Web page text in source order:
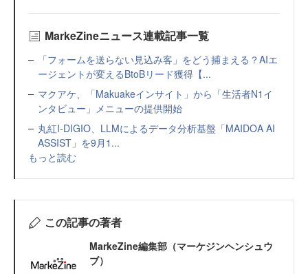
MarkeZineニュース連載記事一覧
「フォームを送らない見込み客」をどう捕まえる？AIエ
ージェントが変えるBtoBリード獲得【...
マクアケ、「Makuakeインサイト」から「生活者N1イ
ンタビュー」メニューの提供開始
丸紅I-DIGIO、LLMによるデータ分析基盤「MAIDOA AI
ASSIST」を9月1...
もっと読む
この記事の著者
MarkeZine編集部（マーケジンヘンシュウ
ブ）